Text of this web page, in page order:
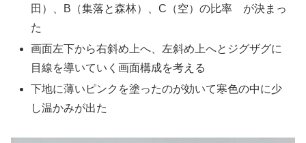
田）、B（集落と森林）、C（空）の比率 が決まっ
た
画面左下から右斜め上へ、左斜め上へとジグザグに
目線を導いていく画面構成を考える
下地に薄いピンクを塗ったのが効いて寒色の中に少
し温かみが出た